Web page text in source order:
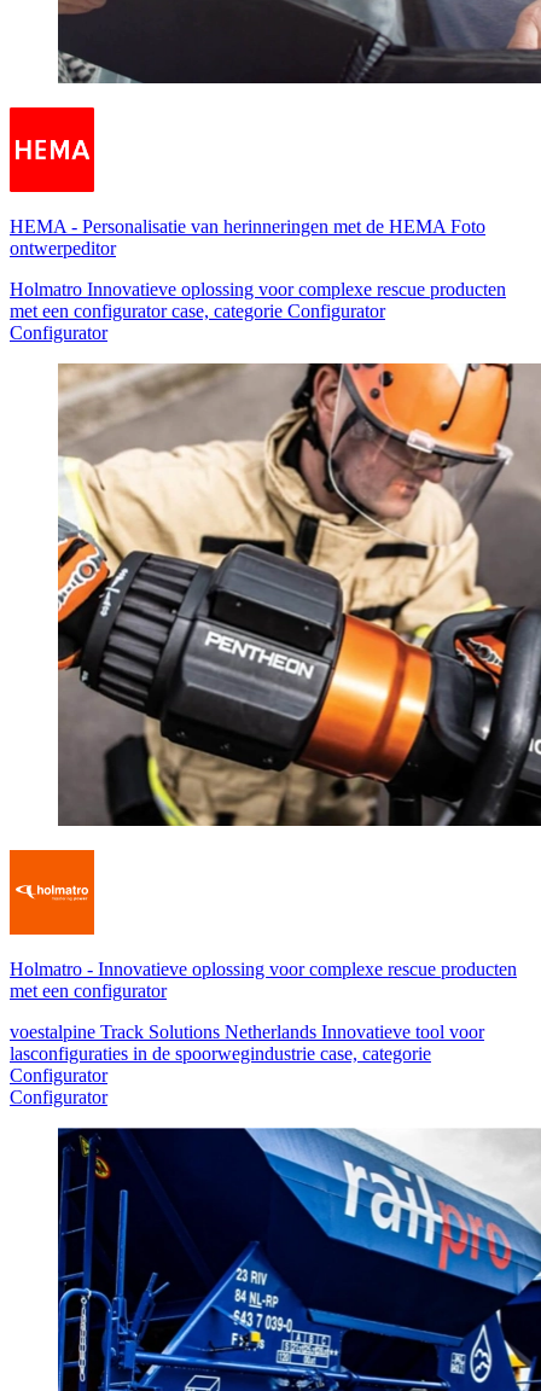
HEMA - Personalisatie van herinneringen met de HEMA Foto
ontwerpeditor
Holmatro Innovatieve oplossing voor complexe rescue producten
met een configurator case, categorie Configurator
Configurator
Holmatro - Innovatieve oplossing voor complexe rescue producten
met een configurator
voestalpine Track Solutions Netherlands Innovatieve tool voor
lasconfiguraties in de spoorwegindustrie case, categorie
Configurator
Configurator